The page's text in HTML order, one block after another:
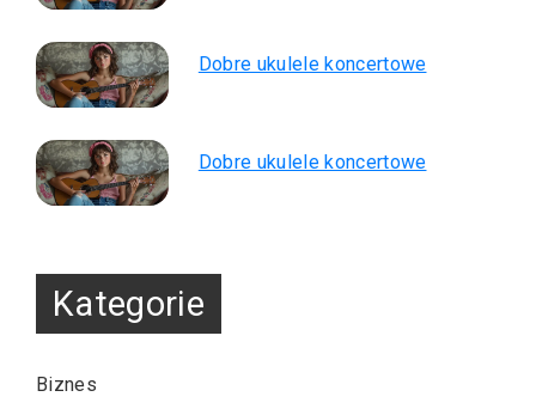
Dobre ukulele koncertowe
Dobre ukulele koncertowe
Kategorie
Biznes